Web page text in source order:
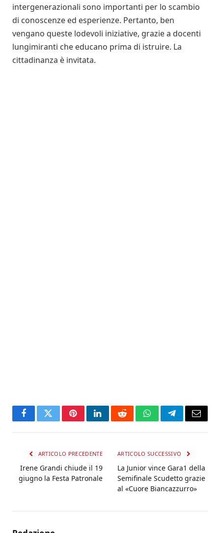
intergenerazionali sono importanti per lo scambio
di conoscenze ed esperienze. Pertanto, ben
vengano queste lodevoli iniziative, grazie a docenti
lungimiranti che educano prima di istruire. La
cittadinanza è invitata.
FacebookTwitterPinterestLinkedInRedditWhatsAppTelegramEmail
ARTICOLO PRECEDENTE
Irene Grandi chiude il 19
giugno la Festa Patronale
ARTICOLO SUCCESSIVO
La Junior vince Gara1 della
Semifinale Scudetto grazie
al «Cuore Biancazzurro»